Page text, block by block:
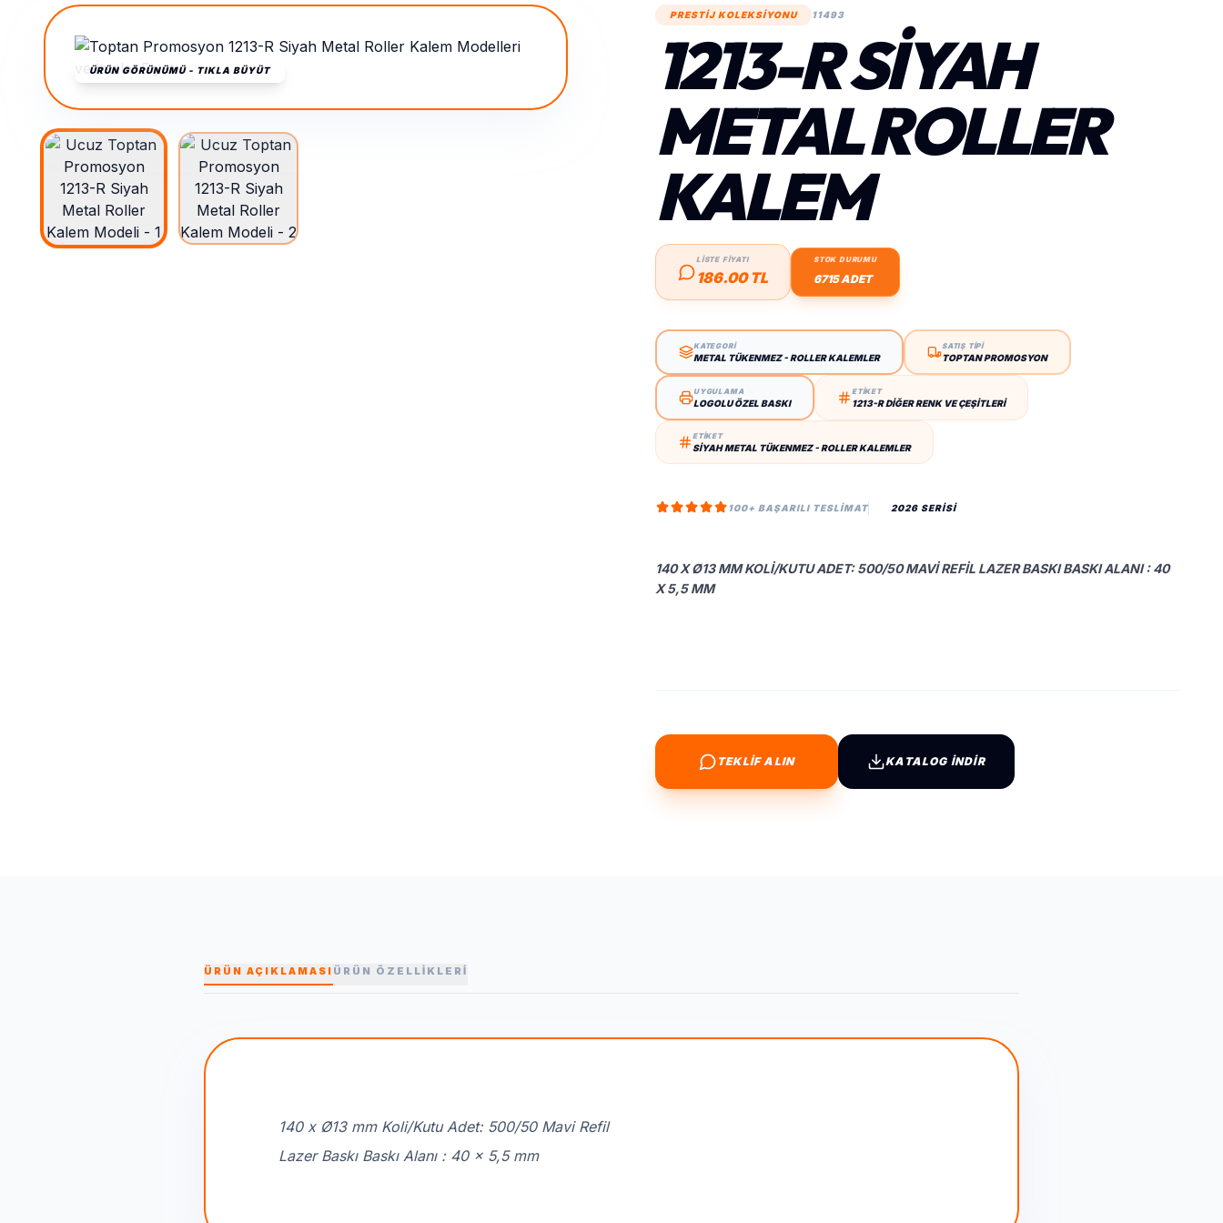
ÜRÜN GÖRÜNÜMÜ - TIKLA BÜYÜT
PRESTİJ KOLEKSİYONU 11493
1213-R SIYAH
METAL ROLLER
KALEM
LİSTE FİYATI
186.00 TL
STOK DURUMU
6715 ADET
KATEGORİ
METAL TÜKENMEZ - ROLLER KALEMLER
SATIŞ TİPİ
TOPTAN PROMOSYON
UYGULAMA
LOGOLU ÖZEL BASKI
ETİKET
1213-R DIĞER RENK VE ÇEŞITLERI
ETİKET
SIYAH METAL TÜKENMEZ - ROLLER KALEMLER
100+ BAŞARILI TESLIMAT 2026 SERİSİ
140 X Ø13 MM KOLI/KUTU ADET: 500/50 MAVI REFIL LAZER BASKI BASKI ALANI : 40
X 5,5 MM
TEKLİF ALIN KATALOG İNDİR
ÜRÜN AÇIKLAMASI ÜRÜN ÖZELLİKLERİ
140 x Ø13 mm Koli/Kutu Adet: 500/50 Mavi Refil
Lazer Baskı Baskı Alanı : 40 x 5,5 mm